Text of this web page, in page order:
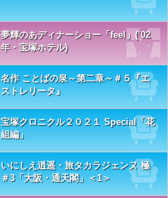
夢輝のあディナーショー「feel」(’02
年・宝塚ホテル)
名作 ことばの泉～第二章～＃５『エ
ストレリータ』
宝塚クロニクル２０２１ Special「花
組編」
いにしえ逍遥・旅タカラジェンヌ 極
＃3「大阪・通天閣」＜1＞